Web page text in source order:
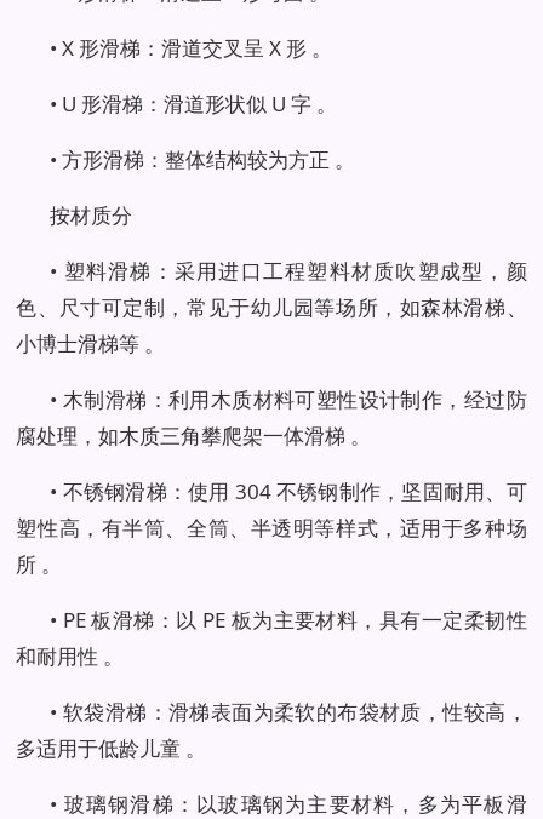
• X 形滑梯：滑道交叉呈 X 形 。
• U 形滑梯：滑道形状似 U 字 。
• 方形滑梯：整体结构较为方正 。
按材质分
• 塑料滑梯：采用进口工程塑料材质吹塑成型，颜
色、尺寸可定制，常见于幼儿园等场所，如森林滑梯、
小博士滑梯等 。
• 木制滑梯：利用木质材料可塑性设计制作，经过防
腐处理，如木质三角攀爬架一体滑梯 。
• 不锈钢滑梯：使用 304 不锈钢制作，坚固耐用、可
塑性高，有半筒、全筒、半透明等样式，适用于多种场
所 。
• PE 板滑梯：以 PE 板为主要材料，具有一定柔韧性
和耐用性 。
• 软袋滑梯：滑梯表面为柔软的布袋材质，性较高，
多适用于低龄儿童 。
• 玻璃钢滑梯：以玻璃钢为主要材料，多为平板滑